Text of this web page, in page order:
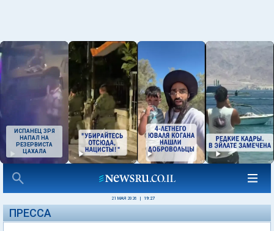
ИСПАНЕЦ ЗРЯ
НАПАЛ НА
РЕЗЕРВИСТА
ЦАХАЛА
21 МАЯ 2026 19:27
ПРЕССА